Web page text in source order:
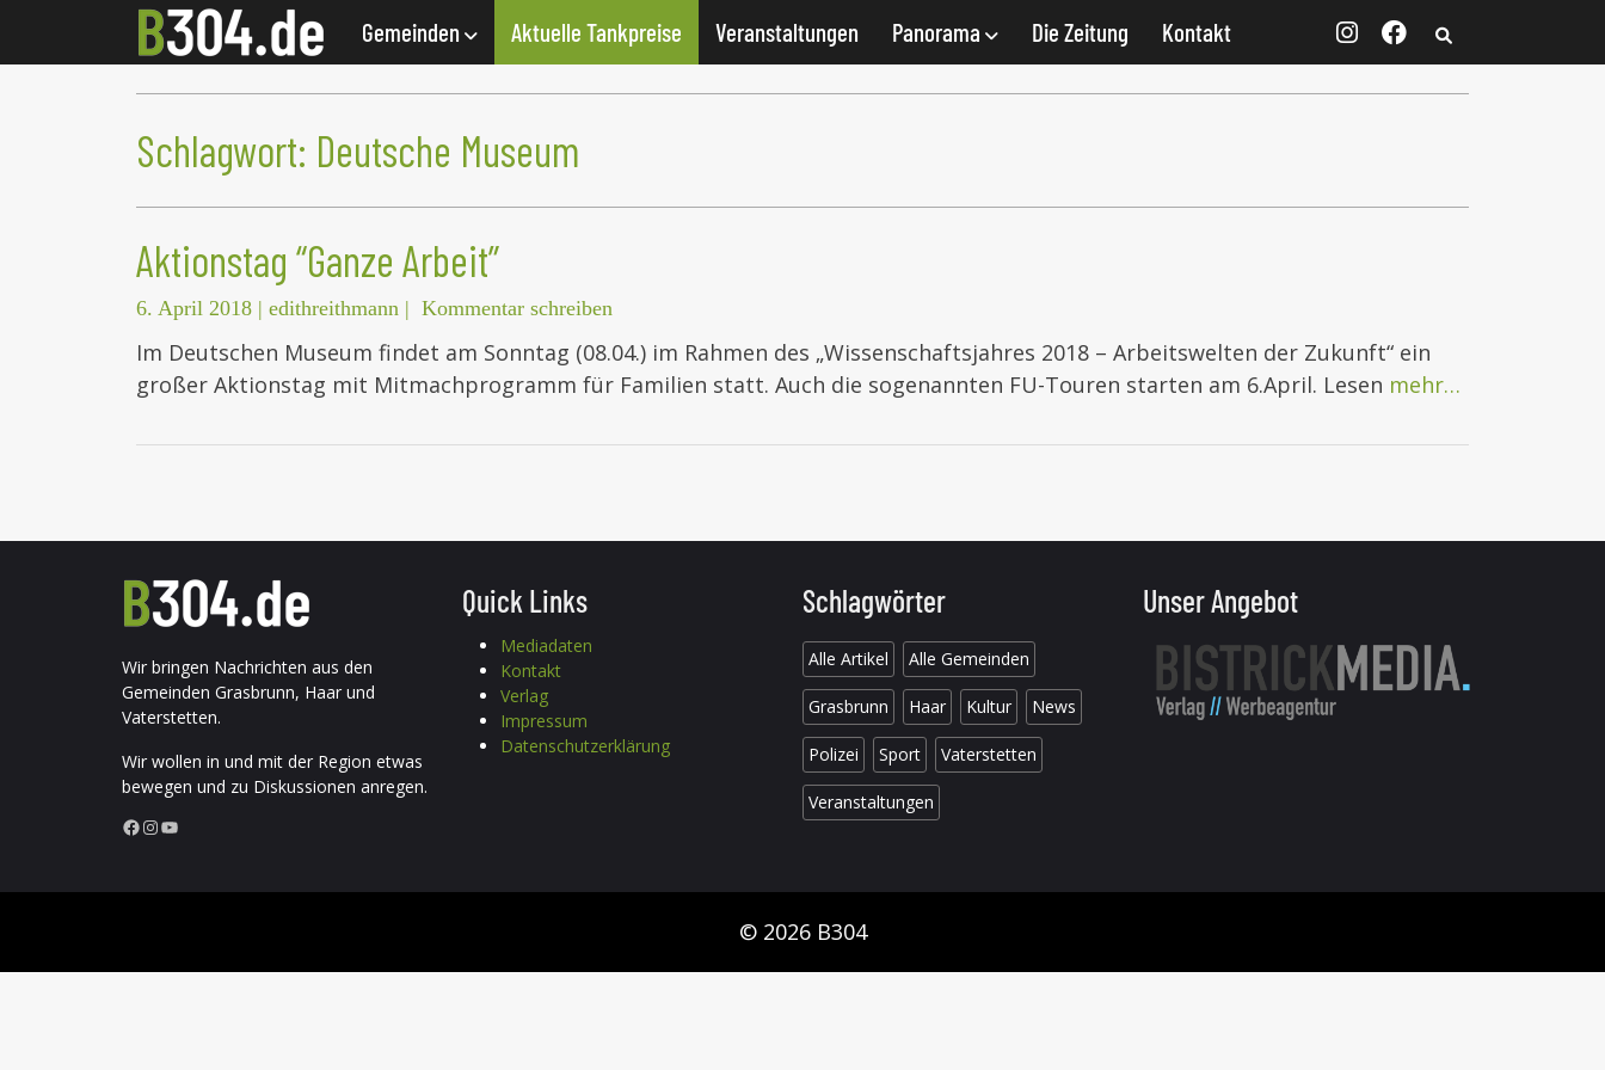
Gemeinden Aktuelle Tankpreise Veranstaltungen Panorama Die Zeitung Kontakt
Schlagwort: Deutsche Museum
Aktionstag “Ganze Arbeit”
6. April 2018 | edithreithmann | Kommentar schreiben
Im Deutschen Museum findet am Sonntag (08.04.) im Rahmen des „Wissenschaftsjahres 2018 – Arbeitswelten der Zukunft“ ein
großer Aktionstag mit Mitmachprogramm für Familien statt. Auch die sogenannten FU-Touren starten am 6.April. Lesen mehr…
Wir bringen Nachrichten aus den
Gemeinden Grasbrunn, Haar und
Vaterstetten.
Wir wollen in und mit der Region etwas
bewegen und zu Diskussionen anregen.
Facebook InstagramYouTube
Quick Links
Mediadaten
Kontakt
Verlag
Impressum
Datenschutzerklärung
Schlagwörter
Alle Artikel Alle Gemeinden
Grasbrunn Haar Kultur News
Polizei Sport Vaterstetten
Veranstaltungen
Unser Angebot
© 2026 B304